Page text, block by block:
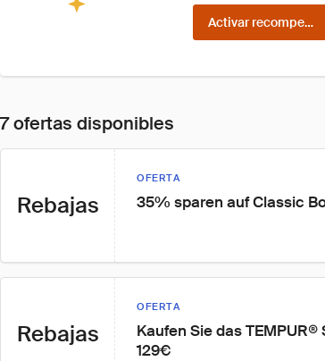
Activar recompensas
7 ofertas disponibles
Rebajas
OFERTA
35% sparen auf Classic
Rebajas
OFERTA
Kaufen Sie das
129€